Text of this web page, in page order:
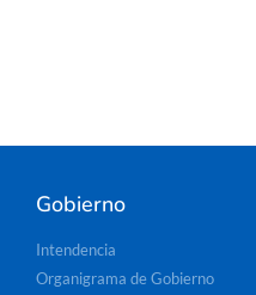
Gobierno
Intendencia
Organigrama de Gobierno